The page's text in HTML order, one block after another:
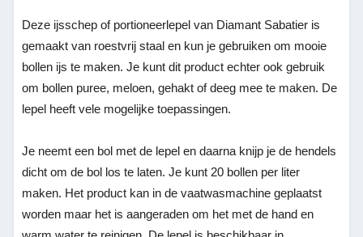
Deze ijsschep of portioneerlepel van Diamant Sabatier is
gemaakt van roestvrij staal en kun je gebruiken om mooie
bollen ijs te maken. Je kunt dit product echter ook gebruik
om bollen puree, meloen, gehakt of deeg mee te maken. De
lepel heeft vele mogelijke toepassingen.
Je neemt een bol met de lepel en daarna knijp je de hendels
dicht om de bol los te laten. Je kunt 20 bollen per liter
maken. Het product kan in de vaatwasmachine geplaatst
worden maar het is aangeraden om het met de hand en